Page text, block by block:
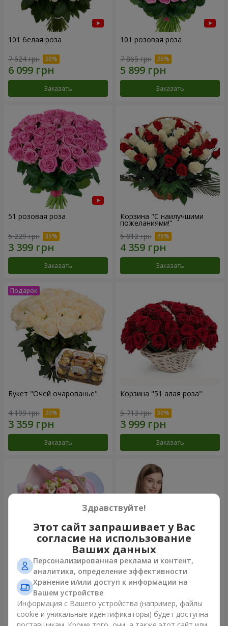
101 белая роза
7 624 грн
Заказать
101 розовая роза
7 865 грн
Заказать
51 розовая роза
5 229 грн
Заказать
Корзина "С наилучшими
пожеланиями!"
5 812 грн
Заказать
Букет "Очей очарованье"
4 199 грн
Заказать
Корзина "51 алая роза"
5 713 грн
Заказать
Букет "Сказка моей жизни"
2 399 грн
Заказать
Корзина "Ангелочек"
Заказать
Здравствуйте!
Этот сайт запрашивает у Вас
согласие на использование
Ваших данных
Персонализированная реклама и контент,
аналитика, определение эффективности
Хранение и/или доступ к информации на
Вашем устройстве
Информация с Вашего устройства (например, файлы
cookie и уникальные идентификаторы) будет доступна